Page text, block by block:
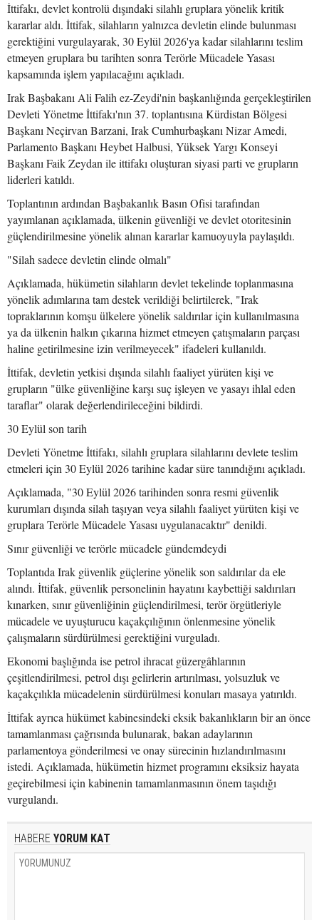
İttifakı, devlet kontrolü dışındaki silahlı gruplara yönelik kritik
kararlar aldı. İttifak, silahların yalnızca devletin elinde bulunması
gerektiğini vurgulayarak, 30 Eylül 2026'ya kadar silahlarını teslim
etmeyen gruplara bu tarihten sonra Terörle Mücadele Yasası
kapsamında işlem yapılacağını açıkladı.
Irak Başbakanı Ali Falih ez-Zeydi'nin başkanlığında gerçekleştirilen
Devleti Yönetme İttifakı'nın 37. toplantısına Kürdistan Bölgesi
Başkanı Neçirvan Barzani, Irak Cumhurbaşkanı Nizar Amedi,
Parlamento Başkanı Heybet Halbusi, Yüksek Yargı Konseyi
Başkanı Faik Zeydan ile ittifakı oluşturan siyasi parti ve grupların
liderleri katıldı.
Toplantının ardından Başbakanlık Basın Ofisi tarafından
yayımlanan açıklamada, ülkenin güvenliği ve devlet otoritesinin
güçlendirilmesine yönelik alınan kararlar kamuoyuyla paylaşıldı.
"Silah sadece devletin elinde olmalı"
Açıklamada, hükümetin silahların devlet tekelinde toplanmasına
yönelik adımlarına tam destek verildiği belirtilerek, "Irak
topraklarının komşu ülkelere yönelik saldırılar için kullanılmasına
ya da ülkenin halkın çıkarına hizmet etmeyen çatışmaların parçası
haline getirilmesine izin verilmeyecek" ifadeleri kullanıldı.
İttifak, devletin yetkisi dışında silahlı faaliyet yürüten kişi ve
grupların "ülke güvenliğine karşı suç işleyen ve yasayı ihlal eden
taraflar" olarak değerlendirileceğini bildirdi.
30 Eylül son tarih
Devleti Yönetme İttifakı, silahlı gruplara silahlarını devlete teslim
etmeleri için 30 Eylül 2026 tarihine kadar süre tanındığını açıkladı.
Açıklamada, "30 Eylül 2026 tarihinden sonra resmi güvenlik
kurumları dışında silah taşıyan veya silahlı faaliyet yürüten kişi ve
gruplara Terörle Mücadele Yasası uygulanacaktır" denildi.
Sınır güvenliği ve terörle mücadele gündemdeydi
Toplantıda Irak güvenlik güçlerine yönelik son saldırılar da ele
alındı. İttifak, güvenlik personelinin hayatını kaybettiği saldırıları
kınarken, sınır güvenliğinin güçlendirilmesi, terör örgütleriyle
mücadele ve uyuşturucu kaçakçılığının önlenmesine yönelik
çalışmaların sürdürülmesi gerektiğini vurguladı.
Ekonomi başlığında ise petrol ihracat güzergâhlarının
çeşitlendirilmesi, petrol dışı gelirlerin artırılması, yolsuzluk ve
kaçakçılıkla mücadelenin sürdürülmesi konuları masaya yatırıldı.
İttifak ayrıca hükümet kabinesindeki eksik bakanlıkların bir an önce
tamamlanması çağrısında bulunarak, bakan adaylarının
parlamentoya gönderilmesi ve onay sürecinin hızlandırılmasını
istedi. Açıklamada, hükümetin hizmet programını eksiksiz hayata
geçirebilmesi için kabinenin tamamlanmasının önem taşıdığı
vurgulandı.
HABERE YORUM KAT